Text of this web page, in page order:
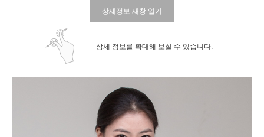
상세정보 새창 열기
상세 정보를 확대해 보실 수 있습니다.